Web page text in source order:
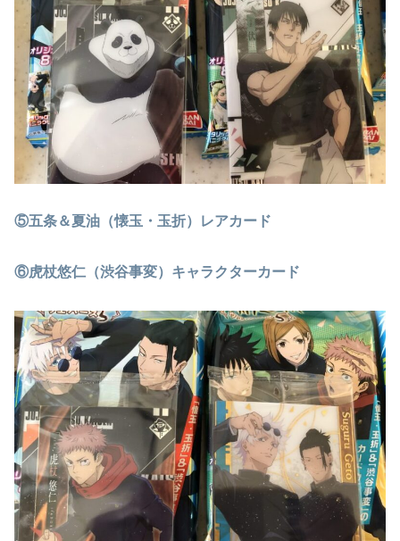
⑤五条＆夏油（懐玉・玉折）レアカード
⑥虎杖悠仁（渋谷事変）キャラクターカード